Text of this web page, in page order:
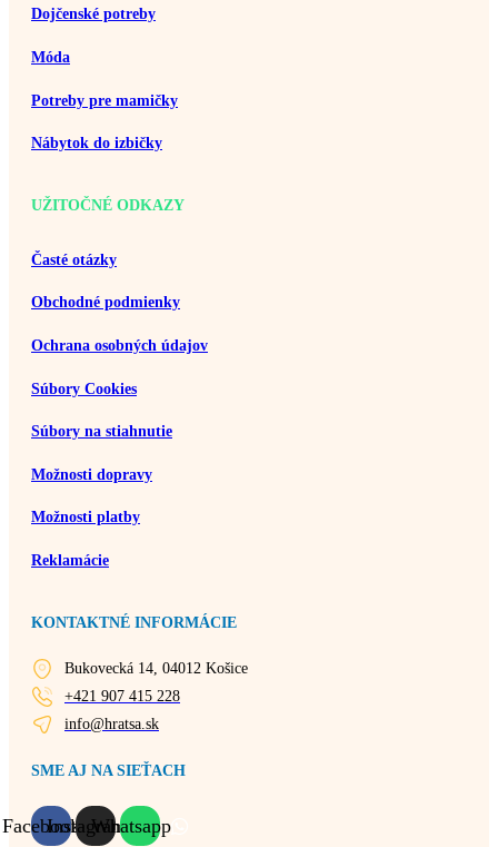
Dojčenské potreby
Móda
Potreby pre mamičky
Nábytok do izbičky
UŽITOČNÉ ODKAZY
Časté otázky
Obchodné podmienky
Ochrana osobných údajov
Súbory Cookies
Súbory na stiahnutie
Možnosti dopravy
Možnosti platby
Reklamácie
KONTAKTNÉ INFORMÁCIE
Bukovecká 14, 04012 Košice
+421 907 415 228
info@hratsa.sk
SME AJ NA SIEŤACH
FacebookInstagramWhatsapp